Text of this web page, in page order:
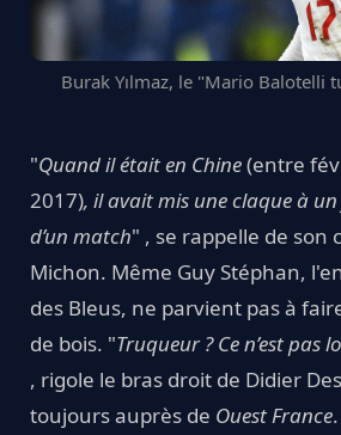
Burak Yılmaz, le "Mario Balotelli
"Quand il était en Chine(entre
2017), il avait mis une claque à
d’un match" , se rappelle de son
Michon. Même Guy Stéphan,
des Bleus, ne parvient pas à
de bois. "Truqueur ? Ce n’est pas
, rigole le bras droit de Didier
toujours auprès de Ouest France